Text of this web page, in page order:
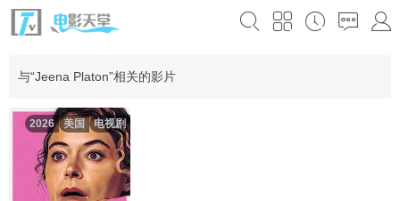
与“Jeena Platon”相关的影片
电视剧
美国
2026